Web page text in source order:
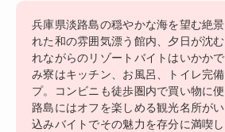
兵庫県淡路島の穏やかな海を望む絶
れた和の雰囲気漂う館内、夕日が沈
れながらのリゾートバイトはいかか
み寮はキッチン、お風呂、トイレ完
プ。コンビニも徒歩圏内で買い物に
路島にはオフを楽しめる観光名所が
込みバイトでその魅力を存分に満喫し